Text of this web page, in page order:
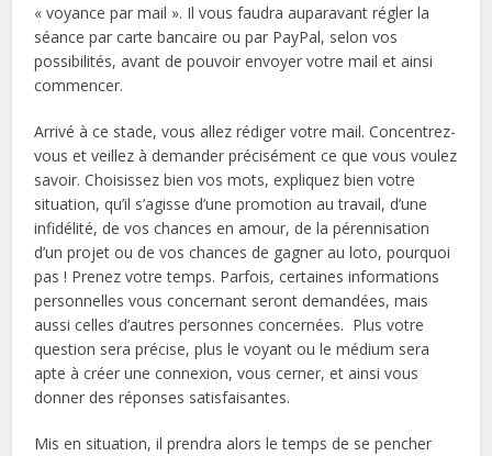
« voyance par mail ». Il vous faudra auparavant régler la
séance par carte bancaire ou par PayPal, selon vos
possibilités, avant de pouvoir envoyer votre mail et ainsi
commencer.
Arrivé à ce stade, vous allez rédiger votre mail. Concentrez-
vous et veillez à demander précisément ce que vous voulez
savoir. Choisissez bien vos mots, expliquez bien votre
situation, qu’il s’agisse d’une promotion au travail, d’une
infidélité, de vos chances en amour, de la pérennisation
d’un projet ou de vos chances de gagner au loto, pourquoi
pas ! Prenez votre temps. Parfois, certaines informations
personnelles vous concernant seront demandées, mais
aussi celles d’autres personnes concernées. Plus votre
question sera précise, plus le voyant ou le médium sera
apte à créer une connexion, vous cerner, et ainsi vous
donner des réponses satisfaisantes.
Mis en situation, il prendra alors le temps de se pencher